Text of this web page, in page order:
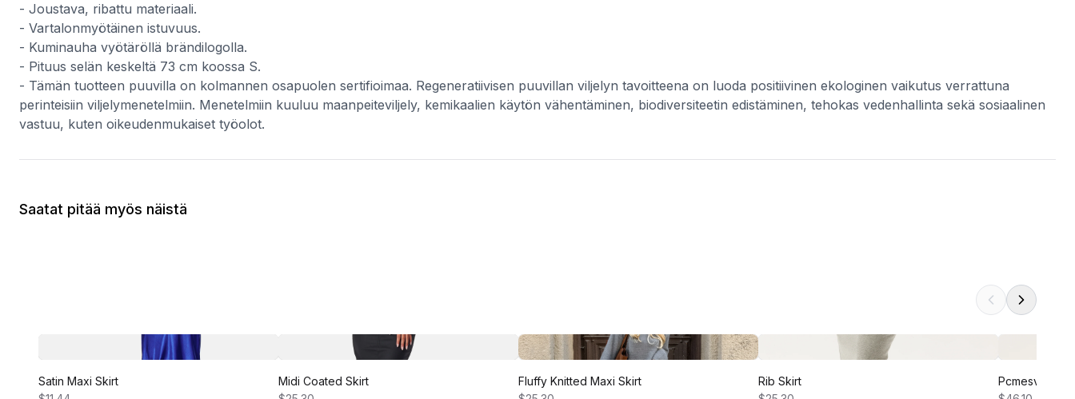
- Joustava, ribattu materiaali.
- Vartalonmyötäinen istuvuus.
- Kuminauha vyötäröllä brändilogolla.
- Pituus selän keskeltä 73 cm koossa S.
- Tämän tuotteen puuvilla on kolmannen osapuolen sertifioimaa. Regeneratiivisen puuvillan viljelyn tavoitteena on luoda positiivinen ekologinen vaikutus verrattuna
perinteisiin viljelymenetelmiin. Menetelmiin kuuluu maanpeiteviljely, kemikaalien käytön vähentäminen, biodiversiteetin edistäminen, tehokas vedenhallinta sekä sosiaalinen
vastuu, kuten oikeudenmukaiset työolot.
Saatat pitää myös näistä
Satin Maxi Skirt
Midi Coated Skirt
Fluffy Knitted Maxi Skirt
Rib Skirt
Pcmesva Hw